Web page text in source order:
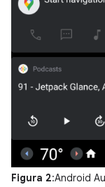
Figura 2:Android